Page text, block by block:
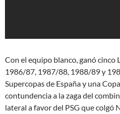
Con el equipo blanco, ganó cinco
1986/87, 1987/88, 1988/89 y
Supercopas de España y una
contundencia a la zaga del
lateral a favor del PSG que colgó